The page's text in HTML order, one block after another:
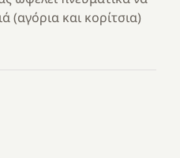
(αγόρια και κορίτσια)